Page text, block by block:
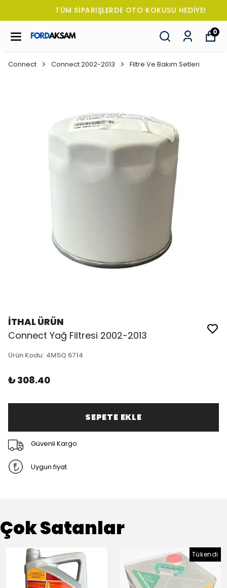
TÜM SİPARİŞLERDE OTO KOKUSU HEDİYE!
0
Connect Connect 2002-2013 Filtre Ve Bakım Setleri
İTHAL ÜRÜN
Connect Yağ Filtresi 2002-2013
Ürün Kodu: 4M5Q 6714
₺ 308.40
SEPETE EKLE
Güvenli Kargo
Uygun fiyat
Çok Satanlar
Tükendi